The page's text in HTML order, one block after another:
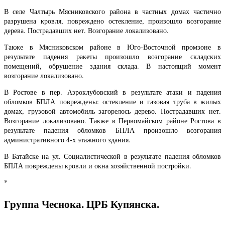
В селе Чалтырь Мясниковского района в частных домах частично
разрушена кровля, повреждено остекление, произошло возгорание
дерева. Пострадавших нет. Возгорание локализовано.
Также в Мясниковском районе в Юго-Восточной промзоне в
результате падения ракеты произошло возгорание складских
помещений, обрушение здания склада. В настоящий момент
возгорание локализовано.
В Ростове в пер. Аэроклубовский в результате атаки и падения
обломков БПЛА повреждены: остекление и газовая труба в жилых
домах, грузовой автомобиль загорелось дерево. Пострадавших нет.
Возгорание локализовано. Также в Первомайском районе Ростова в
результате падения обломков БПЛА произошло возгорания
административного 4-х этажного здания.
В Батайске на ул. Социалистической в результате падения обломков
БПЛА повреждены кровли и окна хозяйственной постройки.
*
Группа Чеснока. ЦРБ Купянска.